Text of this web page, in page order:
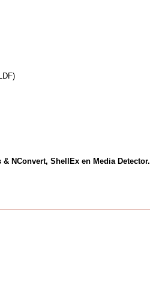
NConvert, ShellEx en Media Detector.